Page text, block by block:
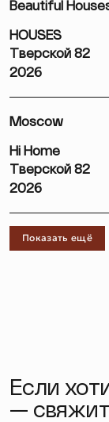
Beautiful
HOUSES
Тверской 82
2026
Moscow
Hi Home
Тверской 82
2026
Показать ещё
Если
—